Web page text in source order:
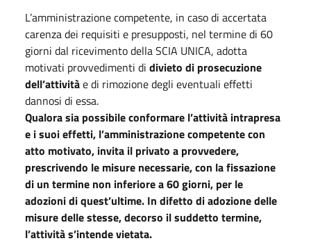
L’amministrazione competente, in caso di accertata
carenza dei requisiti e presupposti, nel termine di 60
giorni dal ricevimento della SCIA UNICA, adotta
motivati provvedimenti di divieto di prosecuzione
dell’attivitàe di rimozione degli eventuali effetti
dannosi di essa.
Qualora sia possibile conformare l’attività intrapresa
e i suoi effetti, l’amministrazione competente con
atto motivato, invita il privato a provvedere,
prescrivendo le misure necessarie, con la fissazione
di un termine non inferiore a 60 giorni, per le
adozioni di quest’ultime. In difetto di adozione delle
misure delle stesse, decorso il suddetto termine,
l’attività s’intende vietata.